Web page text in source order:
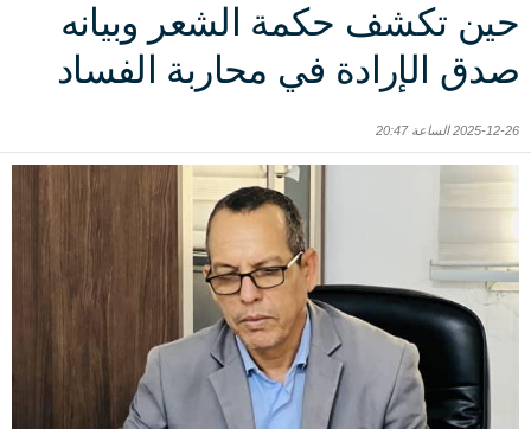
حين تكشف حكمة الشعر وبيانه
صدق الإرادة في محاربة الفساد
2025-12-26 الساعة 20:47